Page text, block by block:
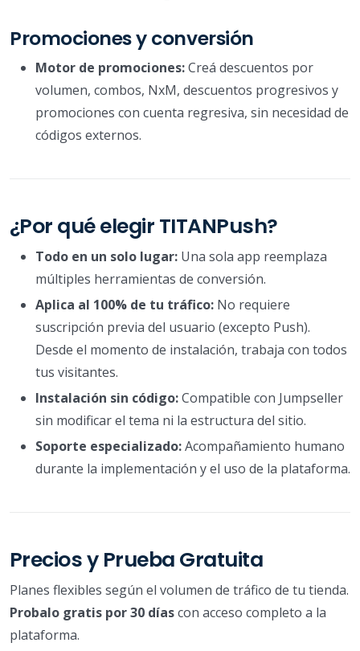
Promociones y conversión
Motor de promociones:Creá descuentos por
volumen, combos, NxM, descuentos progresivos y
promociones con cuenta regresiva, sin necesidad de
códigos externos.
¿Por qué elegir TITANPush?
Todo en un solo lugar: Una sola app reemplaza
múltiples herramientas de conversión.
Aplica al 100% de tu tráfico: No requiere
suscripción previa del usuario (excepto Push).
Desde el momento de instalación, trabaja con todos
tus visitantes.
Instalación sin código:Compatible con Jumpseller
sin modificar el tema ni la estructura del sitio.
Soporte especializado:Acompañamiento humano
durante la implementación y el uso de la plataforma.
Precios y Prueba Gratuita
Planes flexibles según el volumen de tráfico de tu tienda.
Probalo gratis por 30 díascon acceso completo a la
plataforma.